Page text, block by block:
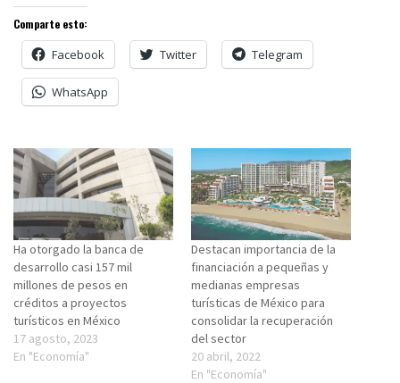
Comparte esto:
Facebook Twitter Telegram
WhatsApp
Ha otorgado la banca de
desarrollo casi 157 mil
millones de pesos en
créditos a proyectos
turísticos en México
17 agosto, 2023
En "Economía"
Destacan importancia de la
financiación a pequeñas y
medianas empresas
turísticas de México para
consolidar la recuperación
del sector
20 abril, 2022
En "Economía"